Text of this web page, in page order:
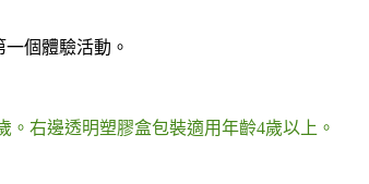
個體驗活動。
右邊透明塑膠盒包裝適用年齡4歲以上。